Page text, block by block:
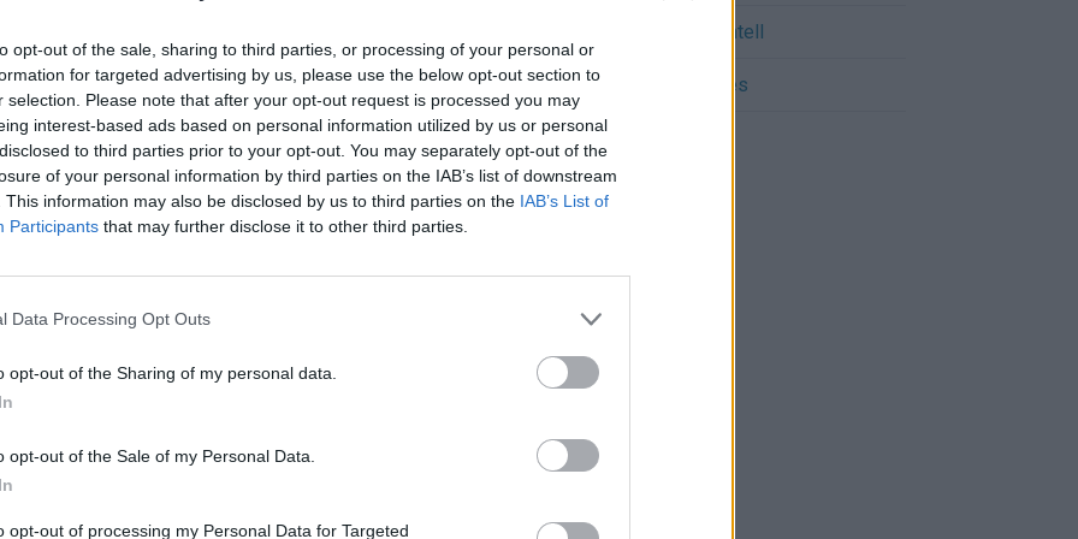
opt-out of the sale, sharing to third parties, or processing of your personal or
for targeted advertising by us, please use the below opt-out section to
selection. Please note that after your opt-out request is processed you may
interest-based ads based on personal information utilized by us or personal
to third parties prior to your opt-out. You may separately opt-out of the
of your personal information by third parties on the IAB’s list of downstream
This information may also be disclosed by us to third parties on the IAB’s List of
Participants that may further disclose it to other third parties.
Data Processing Opt Outs
opt-out of the Sharing of my personal data.
opt-out of the Sale of my Personal Data.
opt-out of processing my Personal Data for Targeted
la estación de tren de de media y larga distancia de Alcoi
móvil con
y con
Cómo llegar a Benimantell
Cómo llegar a Confrides